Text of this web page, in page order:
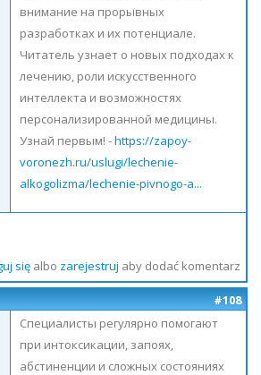
внимание на прорывных
разработках и их потенциале.
Читатель узнает о новых подходах к
лечению, роли искусственного
интеллекта и возможностях
персонализированной медицины.
Узнай первым! -https://zapoy-
voronezh.ru/uslugi/lechenie-
alkogolizma/lechenie-pivnogo-a...
sięalbo zarejestruj aby dodać komentarz
#108
Специалисты регулярно помогают
при интоксикации, запоях,
абстиненции и сложных состояниях